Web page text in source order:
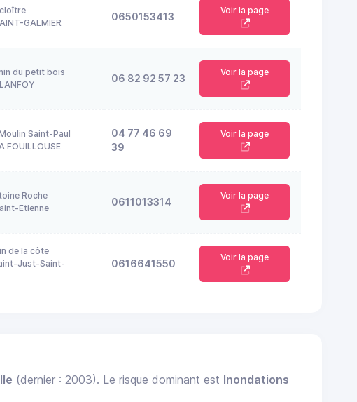
GALMIER
0650153413
Voir la page
du petit bois
06 82 92 57 23
Voir la page
Saint-Paul
FOUILLOUSE
04 77 46 69
39
Voir la page
Roche
Etienne
0611013314
Voir la page
de la côte
Just-Saint-
0616641550
Voir la page
(dernier : 2003). Le risque dominant est Inondations